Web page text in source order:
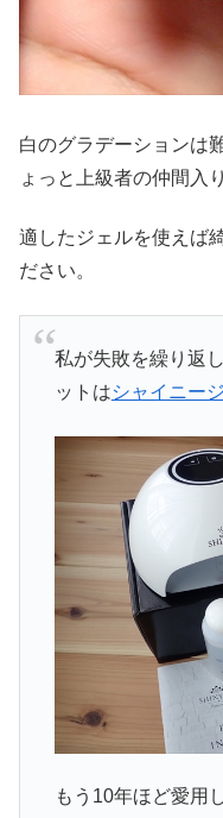
白のグラデーションは
ょっと上級者の仲間入
適したジェルを使えば
ださい。
私が失敗を繰り返
ットはシャイニー
もう10年ほど愛用